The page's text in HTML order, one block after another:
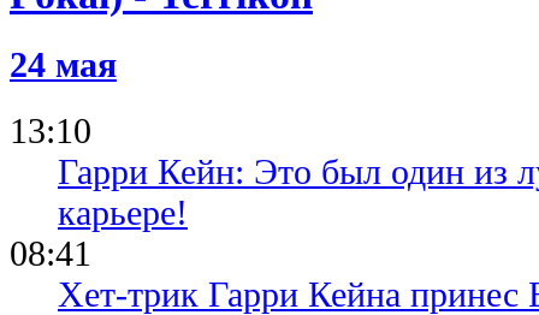
24 мая
13:10
Гарри Кейн: Это был один из
карьере!
08:41
Хет-трик Гарри Кейна принес